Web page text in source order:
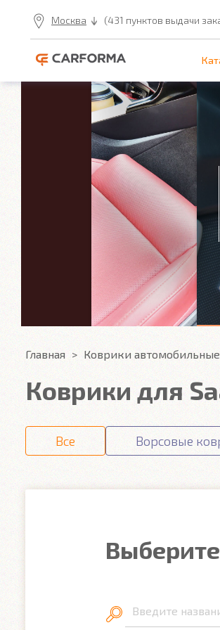
Москва (431 пунктов выдачи
Главная Коврики автомобильные
Коврики для
Все Ворсовые
Введите